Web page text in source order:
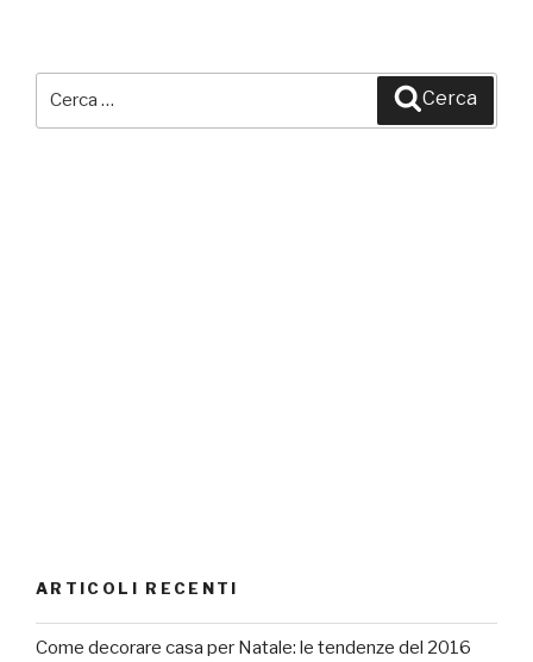
Cerca
ARTICOLI RECENTI
Come decorare casa per Natale: le tendenze del 2016